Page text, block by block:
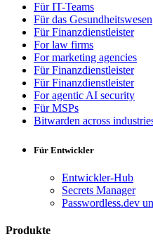
Für IT-Teams
Für das Gesundheitswesen
Für Finanzdienstleister
For law firms
For marketing agencies
Für Finanzdienstleister
Für Finanzdienstleister
For agentic AI security
Für MSPs
Bitwarden across
Für Entwickler
Entwickler-Hub
Secrets Manager
Passwordless.dev
Produkte